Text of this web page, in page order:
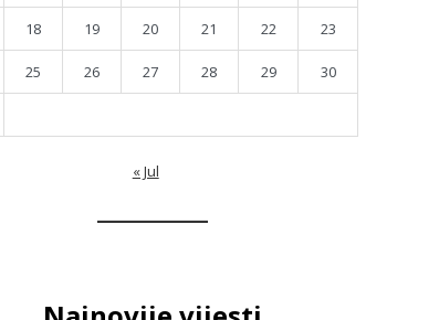
18 19 20 21 22 23
25 26 27 28 29 30
« Jul